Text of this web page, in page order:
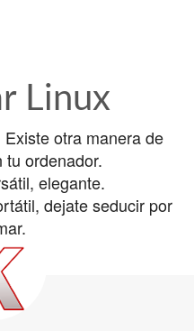
Linux
otra manera de
tu ordenador.
elegante.
dejate seducir por